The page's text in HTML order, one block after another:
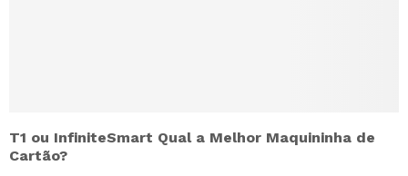
T1 ou InfiniteSmart Qual a Melhor Maquininha de
Cartão?